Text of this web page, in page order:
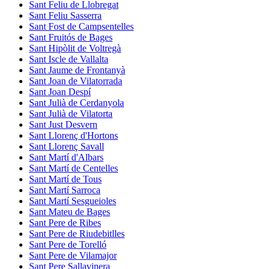
Sant Feliu de Llobregat
Sant Feliu Sasserra
Sant Fost de Campsentelles
Sant Fruitós de Bages
Sant Hipòlit de Voltregà
Sant Iscle de Vallalta
Sant Jaume de Frontanyà
Sant Joan de Vilatorrada
Sant Joan Despí
Sant Julià de Cerdanyola
Sant Julià de Vilatorta
Sant Just Desvern
Sant Llorenç d'Hortons
Sant Llorenç Savall
Sant Martí d'Albars
Sant Martí de Centelles
Sant Martí de Tous
Sant Martí Sarroca
Sant Martí Sesgueioles
Sant Mateu de Bages
Sant Pere de Ribes
Sant Pere de Riudebitlles
Sant Pere de Torelló
Sant Pere de Vilamajor
Sant Pere Sallavinera